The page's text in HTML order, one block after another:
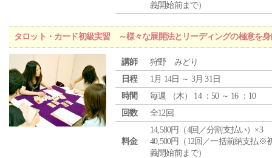
義開始前まで）
タロット・カード初級実習 ～様々な展開法とリーディングの極意を身
講師
狩野 みどり
日程
1月 14日 ～ 3月 31日
時間
毎週 （木） 14 ：50 ～ 16 ：10
回数
全12回
料金
14,580円（4回／分割支払い）×3
40,500円（12回／一括前納支払※
義開始前まで）